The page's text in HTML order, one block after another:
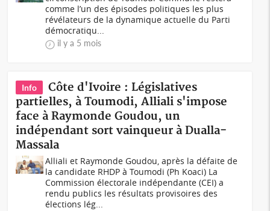
comme l’un des épisodes politiques les plus
révélateurs de la dynamique actuelle du Parti
démocratiqu...
il y a 5 mois
Info
Côte d'Ivoire : Législatives
partielles, à Toumodi, Alliali s'impose
face à Raymonde Goudou, un
indépendant sort vainqueur à Dualla-
Massala
Alliali et Raymonde Goudou, après la défaite de
la candidate RHDP à Toumodi (Ph Koaci) La
Commission électorale indépendante (CEI) a
rendu publics les résultats provisoires des
élections lég...